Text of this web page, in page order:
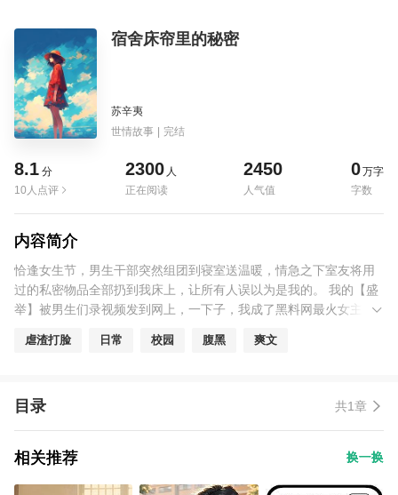
宿舍床帘里的秘密
苏辛夷
世情故事 | 完结
8.1 分
10人点评
2300 人
正在阅读
2450
人气值
0万字
字数
内容简介
恰逢女生节，男生干部突然组团到寝室送温暖，情急之下室友将用
过的私密物品全部扔到我床上，让所有人误以为是我的。 我的【盛
举】被男生们录视频发到网上，一下子，我成了黑料网最火女主
门口开始，我身旁的人都捂着鼻子躲我三米远，眼里满是鄙夷。 难
虐渣打脸 日常 校园 腹黑 爽文
目录 共1章
相关推荐 换一换